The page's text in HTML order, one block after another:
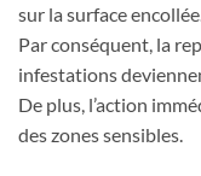
sur la surface
Par conséquent, la
infestations
De plus, l’action
des zones sensibles.